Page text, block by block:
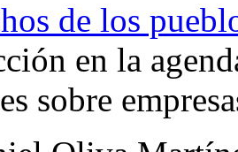
de los
en la
sobre